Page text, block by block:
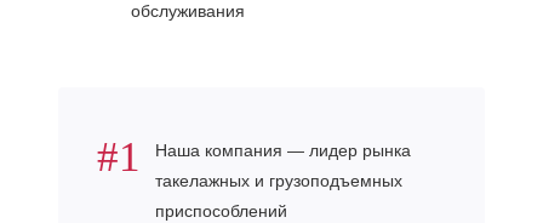
обслуживания
#1
Наша компания — лидер рынка
такелажных и грузоподъемных
приспособлений